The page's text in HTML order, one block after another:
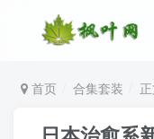
首页 合集套装